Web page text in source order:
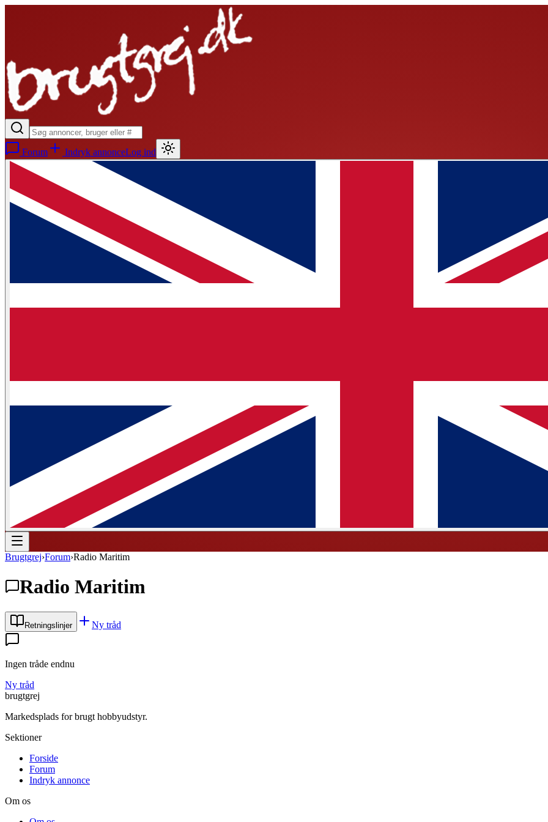
Forum Indryk annonceLog ind
Brugtgrej›Forum›Radio Maritim
Radio Maritim
Retningslinjer Ny tråd
Ingen tråde endnu
Ny tråd
brugtgrej
Markedsplads for brugt hobbyudstyr.
Sektioner
Forside
Forum
Indryk annonce
Om os